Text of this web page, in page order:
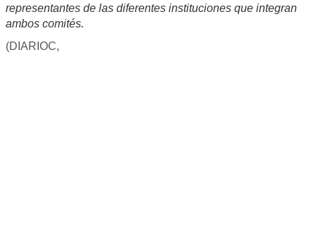
representantes de las diferentes instituciones que integran
ambos comités.
(DIARIOC,